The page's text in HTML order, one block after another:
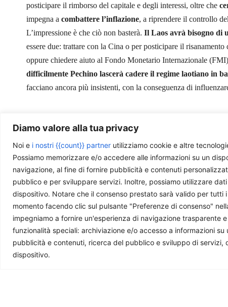
Diamo valore alla tua privacy
Noi e i nostri {{count}} partner utilizziamo cookie e altre
Possiamo memorizzare e/o accedere alle informazioni su un
navigazione, al fine di fornire pubblicità e contenuti
pubblico e per sviluppare servizi. Inoltre, possiamo utilizzare
dispositivo. Notare che il consenso prestato sarà valido per tutti
momento facendo clic sul pulsante "Preferenze di consenso"
impegniamo a fornire un'esperienza di navigazione
funzionalità speciali: archiviazione e/o accesso a informazioni
pubblicità e contenuti, ricerca del pubblico e sviluppo di
dispositivo.
posticipare il rimborso del capitale e degli interessi, oltre che
impegna a combattere l’inflazione, a riprendere il controllo
L’impressione è che ciò non basterà. Il Laos avrà bisogno di
essere due: trattare con la Cina o per posticipare il
oppure chiedere aiuto al Fondo Monetario Internazionale
difficilmente Pechino lascerà cadere il regime laotiano in
facciano ancora più insistenti, con la conseguenza di
Photo by41330 is licensed under CC BY-NC-SA
Ti piace quello che facciamo?
La nostra redazione è composta da giovani
questa rivista. Se ti è utile e ti interessa quello che